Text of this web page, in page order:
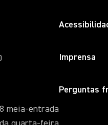
meia-entrada
Imprensa
Perguntas